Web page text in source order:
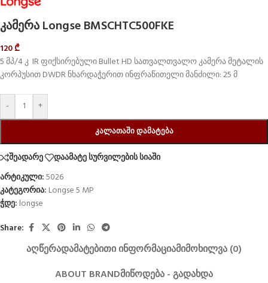
კამერა Longse BMSCHTC500FKE
120₾
5 მპ/4 კ IR ფიქსირებული Bullet HD სათვალთვალო კამერა მეტალის
კორპუსით DWDR ნხარდაჭერით ინფრაწითელი მანძილი: 25 მ
- +
ᲙᲐᲚᲐᲗᲐᲨᲘ ᲓᲐᲛᲐᲢᲔᲑᲐ
შეადარე
დაამატე სურვილების სიაში
არტიკული:5026
კატეგორია: Longse 5 MP
ჭდე: longse
Share:
ᲐᲦᲬᲔᲠᲐᲓᲐᲛᲐᲢᲔᲑᲘᲗᲘ ᲘᲜᲤᲝᲠᲛᲐᲪᲘᲐᲛᲘᲛᲝᲮᲘᲚᲕᲐ (0)
ABOUT BRANDᲛᲘᲬᲝᲓᲔᲑᲐ - ᲒᲐᲓᲐᲮᲓᲐ